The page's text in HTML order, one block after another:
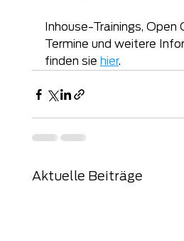
Inhouse-Trainings, Open
Termine und weitere
finden sie hier.
Aktuelle Beiträge